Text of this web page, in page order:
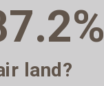
land?